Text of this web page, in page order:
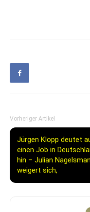
Vorheriger Artikel
Jürgen Klopp deutet
einen Job in
hin – Julian
weigert sich,